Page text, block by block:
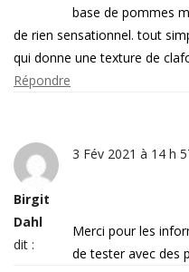
base de pommes
de rien sensationnel. tout
qui donne une texture de
Répondre
Birgit
Dahl
dit :
3 Fév 2021 à 14 h
Merci pour les
de tester avec des